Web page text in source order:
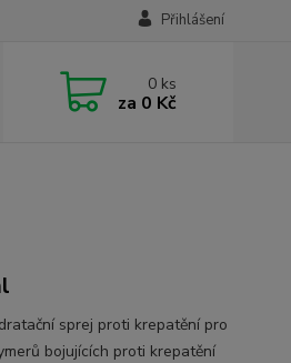
Přihlášení
0 ks
za 0 Kč
sprej proti krepatění pro
bojujících proti krepatění